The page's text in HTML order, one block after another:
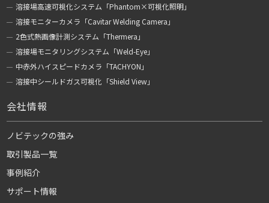
溶接場高速可視化システム「Phantom×可視化照明」
溶接モニターカメラ「Cavitar Welding Camera」
2色式熱画像計測システム「Thermera」
溶接場モニタリングシステム「Weld-Eye」
中赤外ハイスピードカメラ「TACHYON」
溶接中シールドガス可視化「Shield View」
会社情報
ノビテックの強み
取引製品一覧
事例紹介
サポート情報